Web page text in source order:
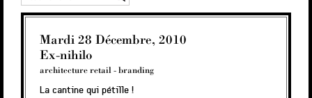
Mardi 28 Décembre, 2010
Ex-nihilo
architecture retail - branding
La cantine qui pétille !